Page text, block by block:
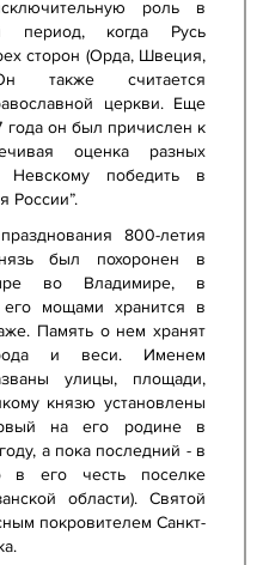
роль в
период, когда Русь
сторон (Орда, Швеция,
также считается
церкви. Еще
года он был причислен к
оценка разных
Невскому победить в
России”.
800-летия
был похоронен в
во Владимире, в
мощами хранится в
Память о нем хранят
и веси. Именем
улицы, площади,
князю установлены
на его родине в
а пока последний - в
в его честь поселке
области). Святой
покровителем Санкт-